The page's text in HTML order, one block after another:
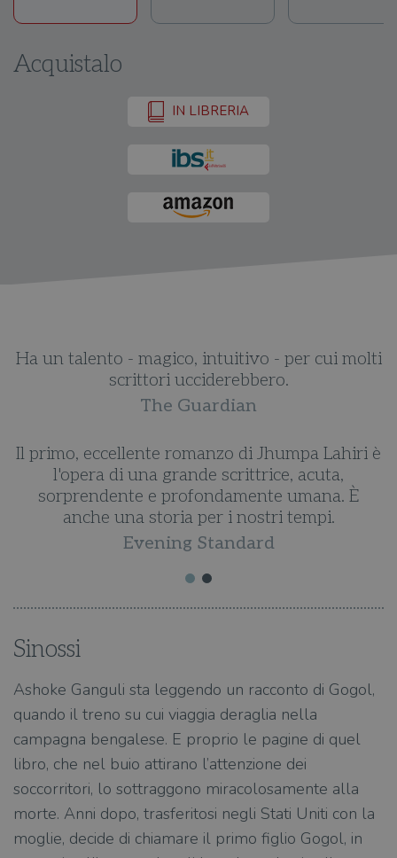
Acquistalo
IN LIBRERIA
Ha un talento - magico, intuitivo - per cui molti
scrittori ucciderebbero.
The Guardian
Il primo, eccellente romanzo di Jhumpa Lahiri è
l'opera di una grande scrittrice, acuta,
sorprendente e profondamente umana. È
anche una storia per i nostri tempi.
Evening Standard
Sinossi
Ashoke Ganguli sta leggendo un racconto di Gogol,
quando il treno su cui viaggia deraglia nella
campagna bengalese. E proprio le pagine di quel
libro, che nel buio attirano l’attenzione dei
soccorritori, lo sottraggono miracolosamente alla
morte. Anni dopo, trasferitosi negli Stati Uniti con la
moglie, decide di chiamare il primo figlio Gogol, in